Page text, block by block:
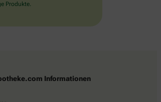
Produkte.
Informationen